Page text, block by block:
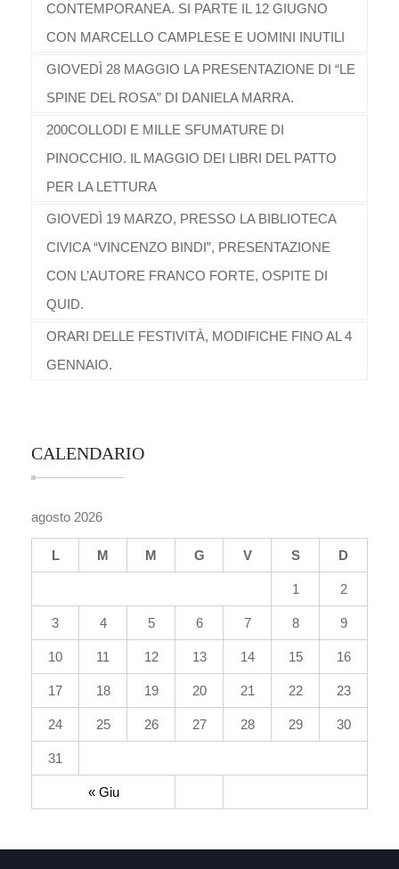
CONTEMPORANEA. SI PARTE IL 12 GIUGNO
CON MARCELLO CAMPLESE E UOMINI INUTILI
GIOVEDÌ 28 MAGGIO LA PRESENTAZIONE DI “LE
SPINE DEL ROSA” DI DANIELA MARRA.
200COLLODI E MILLE SFUMATURE DI
PINOCCHIO. IL MAGGIO DEI LIBRI DEL PATTO
PER LA LETTURA
GIOVEDÌ 19 MARZO, PRESSO LA BIBLIOTECA
CIVICA “VINCENZO BINDI”, PRESENTAZIONE
CON L’AUTORE FRANCO FORTE, OSPITE DI
QUID.
ORARI DELLE FESTIVITÀ, MODIFICHE FINO AL 4
GENNAIO.
CALENDARIO
agosto 2026
L M M G V S D
« Giu
1 2
3 4 5 6 7 8 9
10 11 12 13 14 15 16
17 18 19 20 21 22 23
24 25 26 27 28 29 30
31